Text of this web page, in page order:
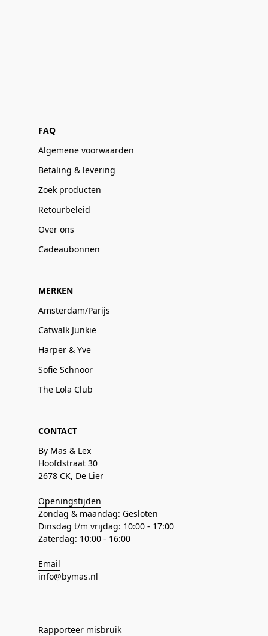
FAQ
Algemene voorwaarden
Betaling & levering
Zoek producten
Retourbeleid
Over ons
Cadeaubonnen
MERKEN
Amsterdam/Parijs
Catwalk Junkie
Harper & Yve
Sofie Schnoor
The Lola Club
CONTACT
By Mas & Lex
Hoofdstraat 30
2678 CK, De Lier
Openingstijden
Zondag & maandag: Gesloten
Dinsdag t/m vrijdag: 10:00 - 17:00
Zaterdag: 10:00 - 16:00
Email
info@bymas.nl
Rapporteer misbruik